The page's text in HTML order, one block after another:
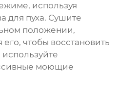
используя
для пуха. Сушите
положении,
чтобы восстановить
моющие